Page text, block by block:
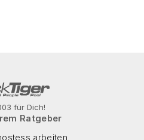
für Dich!
Ratgeber
arbeiten